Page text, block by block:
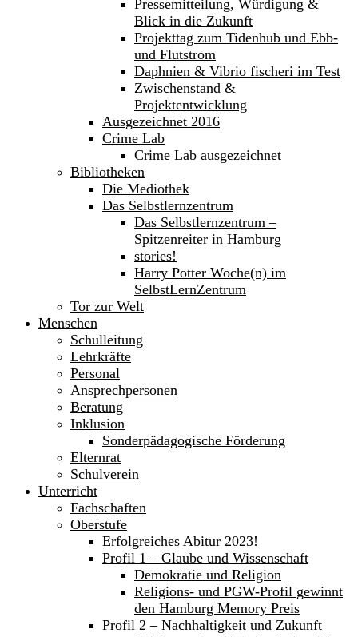
Pressemitteilung, Würdigung &
Blick in die Zukunft
Projekttag zum Tidenhub und Ebb-
und Flutstrom
Daphnien & Vibrio fischeri im Test
Zwischenstand &
Projektentwicklung
Ausgezeichnet 2016
Crime Lab
Crime Lab ausgezeichnet
Bibliotheken
Die Mediothek
Das Selbstlernzentrum
Das Selbstlernzentrum –
Spitzenreiter in Hamburg
stories!
Harry Potter Woche(n) im
SelbstLernZentrum
Tor zur Welt
Menschen
Schulleitung
Lehrkräfte
Personal
Ansprechpersonen
Beratung
Inklusion
Sonderpädagogische Förderung
Elternrat
Schulverein
Unterricht
Fachschaften
Oberstufe
Erfolgreiches Abitur 2023!
Profil 1 – Glaube und Wissenschaft
Demokratie und Religion
Religions- und PGW-Profil gewinnt
den Hamburg Memory Preis
Profil 2 – Nachhaltigkeit und Zukunft